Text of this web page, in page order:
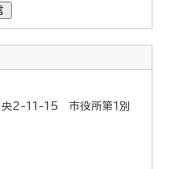
2-11-15 市役所第1別